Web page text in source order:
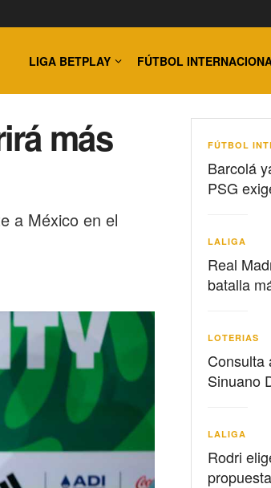
LIGA BETPLAY FÚTBOL
más
a México en el
FÚTBOL
Barcolá
PSG
LALIGA
Real
batalla
LOTERIAS
Consulta
Sinuano
LALIGA
Rodri